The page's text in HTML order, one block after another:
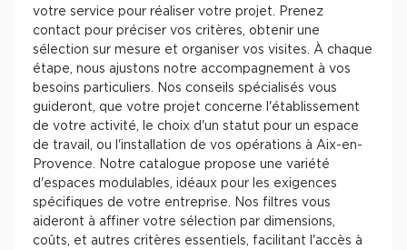
votre service pour réaliser votre projet. Prenez
contact pour préciser vos critères, obtenir une
sélection sur mesure et organiser vos visites. À chaque
étape, nous ajustons notre accompagnement à vos
besoins particuliers. Nos conseils spécialisés vous
guideront, que votre projet concerne l'établissement
de votre activité, le choix d'un statut pour un espace
de travail, ou l'installation de vos opérations à Aix-en-
Provence. Notre catalogue propose une variété
d'espaces modulables, idéaux pour les exigences
spécifiques de votre entreprise. Nos filtres vous
aideront à affiner votre sélection par dimensions,
coûts, et autres critères essentiels, facilitant l'accès à